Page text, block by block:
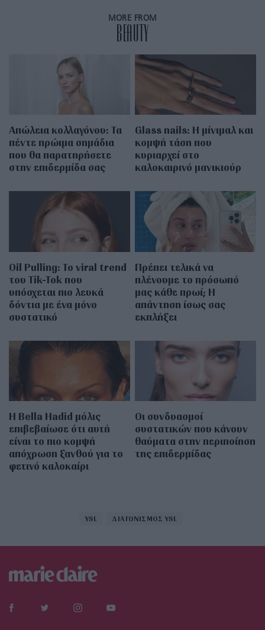
MORE FROM
BEAUTY
Απώλεια κολλαγόνου: Τα
πέντε πρώιμα σημάδια
που θα παρατηρήσετε
στην επιδερμίδα σας
Glass nails: Η μίνιμαλ και
κομψή τάση που
κυριαρχεί στο
καλοκαιρινό μανικιούρ
Oil Pulling: To viral trend
του Tik-Tok που
υπόσχεται πιο λευκά
δόντια με ένα μόνο
συστατικό
Πρέπει τελικά να
πλένουμε το πρόσωπό
μας κάθε πρωί; Η
απάντηση ίσως σας
εκπλήξει
Η Bella Hadid μόλις
επιβεβαίωσε ότι αυτή
είναι το πιο κομψή
απόχρωση ξανθού για το
φετινό καλοκαίρι
Οι συνδυασμοί
συστατικών που κάνουν
θαύματα στην περιποίηση
της επιδερμίδας
YSL ΔΙΑΓΩΝΙΣΜΟΣ YSL